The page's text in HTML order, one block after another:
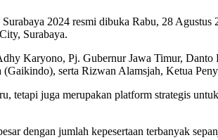
2024 resmi dibuka Rabu, 28
Surabaya.
Karyono, Pj. Gubernur Jawa Timur,
serta Rizwan Alamsjah, Ketua
tetapi juga merupakan platform strategis
dengan jumlah kepesertaan terbanyak